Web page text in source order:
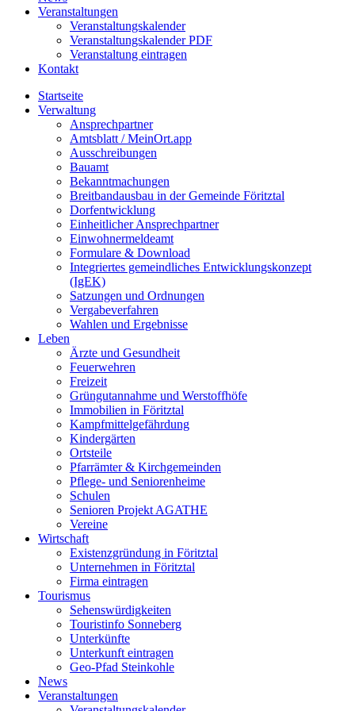
Veranstaltungen
Veranstaltungskalender
Veranstaltungskalender PDF
Veranstaltung eintragen
Kontakt
Startseite
Verwaltung
Ansprechpartner
Amtsblatt / MeinOrt.app
Ausschreibungen
Bauamt
Bekanntmachungen
Breitbandausbau in der Gemeinde Föritztal
Dorfentwicklung
Einheitlicher Ansprechpartner
Einwohnermeldeamt
Formulare & Download
Integriertes gemeindliches Entwicklungskonzept
(IgEK)
Satzungen und Ordnungen
Vergabeverfahren
Wahlen und Ergebnisse
Leben
Ärzte und Gesundheit
Feuerwehren
Freizeit
Grüngutannahme und Werstoffhöfe
Immobilien in Föritztal
Kampfmittelgefährdung
Kindergärten
Ortsteile
Pfarrämter & Kirchgemeinden
Pflege- und Seniorenheime
Schulen
Senioren Projekt AGATHE
Vereine
Wirtschaft
Existenzgründung in Föritztal
Unternehmen in Föritztal
Firma eintragen
Tourismus
Sehenswürdigkeiten
Touristinfo Sonneberg
Unterkünfte
Unterkunft eintragen
Geo-Pfad Steinkohle
News
Veranstaltungen